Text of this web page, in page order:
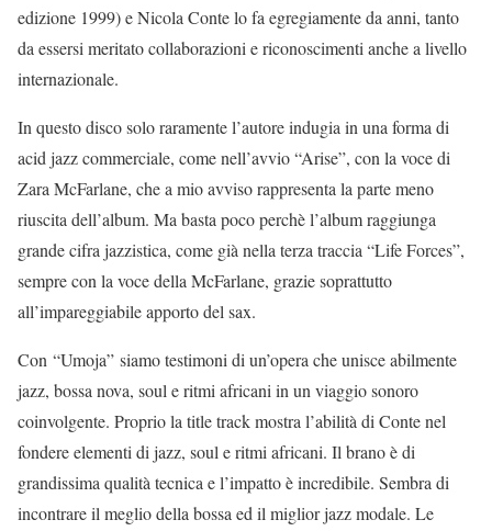
edizione 1999) e Nicola Conte lo fa egregiamente da anni, tanto
da essersi meritato collaborazioni e riconoscimenti anche a livello
internazionale.
In questo disco solo raramente l’autore indugia in una forma di
acid jazz commerciale, come nell’avvio “Arise”, con la voce di
Zara McFarlane, che a mio avviso rappresenta la parte meno
riuscita dell’album. Ma basta poco perchè l’album raggiunga
grande cifra jazzistica, come già nella terza traccia “Life Forces”,
sempre con la voce della McFarlane, grazie soprattutto
all’impareggiabile apporto del sax.
Con “Umoja” siamo testimoni di un’opera che unisce abilmente
jazz, bossa nova, soul e ritmi africani in un viaggio sonoro
coinvolgente. Proprio la title track mostra l’abilità di Conte nel
fondere elementi di jazz, soul e ritmi africani. Il brano è di
grandissima qualità tecnica e l’impatto è incredibile. Sembra di
incontrare il meglio della bossa ed il miglior jazz modale. Le